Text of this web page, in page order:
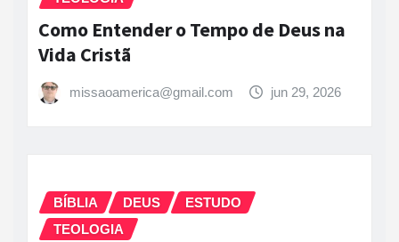
Como Entender o Tempo de Deus na
Vida Cristã
missaoamerica@gmail.com jun 29, 2026
BÍBLIA DEUS
ESTUDO
TEOLOGIA